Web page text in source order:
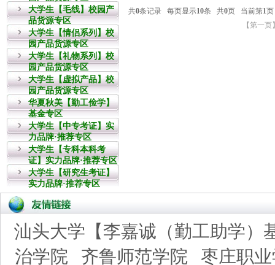
大学生【毛线】校园产
品货源专区
大学生【情侣系列】校
园产品货源专区
大学生【礼物系列】校
园产品货源专区
大学生【虚拟产品】校
园产品货源专区
华夏秋美【勤工俭学】
基金专区
大学生【中专考证】实
力品牌·推荐专区
大学生【专科本科考
证】实力品牌·推荐专区
大学生【研究生考证】
实力品牌·推荐专区
汕头大学【李嘉诚（勤工助学）
治学院
齐鲁师范学院
枣庄职